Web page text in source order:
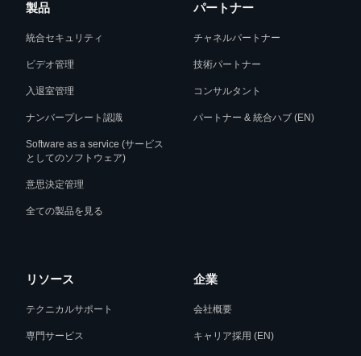
製品
統合セキュリティ
ビデオ管理
入退室管理
ナンバープレート認識
Software as a service (サービス
としてのソフトウェア)
意思決定管理
全ての製品を見る
パートナー
チャネルパートナー
技術パートナー
コンサルタント
パートナー & 統合ハブ (EN)
リソース
テクニカルサポート
専門サービス
企業
会社概要
キャリア採用 (EN)